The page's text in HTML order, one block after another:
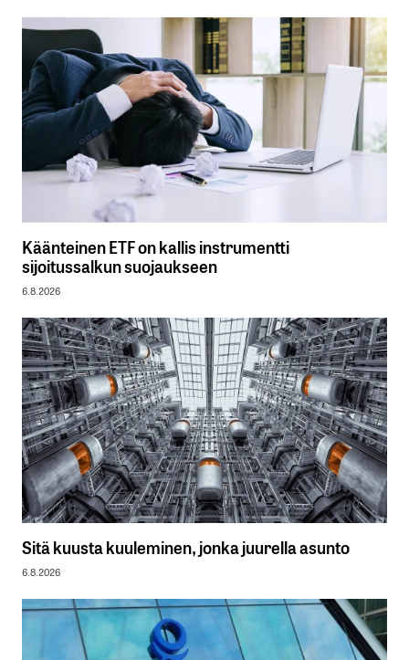
Käänteinen ETF on kallis instrumentti
sijoitussalkun suojaukseen
6.8.2026
Sitä kuusta kuuleminen, jonka juurella asunto
6.8.2026